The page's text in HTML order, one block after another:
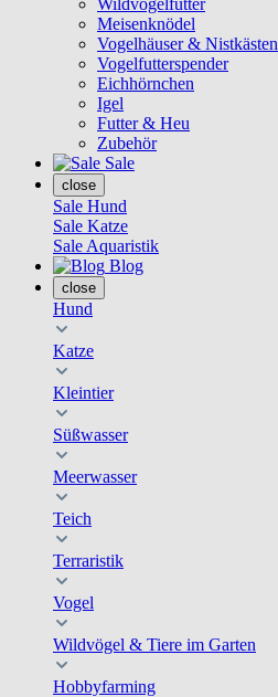
Wildvogelfutter
Meisenknödel
Vogelhäuser & Nistkästen
Vogelfutterspender
Eichhörnchen
Igel
Futter & Heu
Zubehör
Sale
close
Sale Hund
Sale Katze
Sale Aquaristik
Blog
close
Hund
Katze
Kleintier
Süßwasser
Meerwasser
Teich
Terraristik
Vogel
Wildvögel & Tiere im Garten
Hobbyfarming